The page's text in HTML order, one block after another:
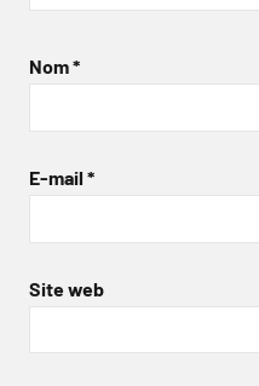
Nom*
E-mail *
Site web